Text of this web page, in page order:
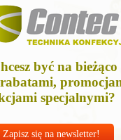
być na bieżąco
specjalnymi?
Zapisz się na newsletter!
maszyn szwalniczych >Części
part us